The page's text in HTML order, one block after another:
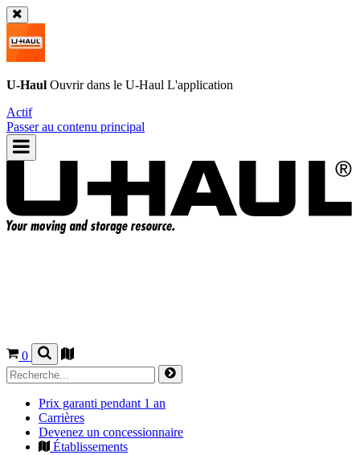
U-Haul Ouvrir dans le U-Haul L'application
Actif
Passer au contenu principal
0
Prix garanti pendant 1 an
Carrières
Devenez un concessionnaire
Établissements